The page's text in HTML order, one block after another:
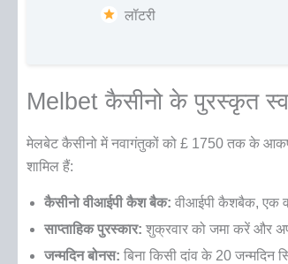
लॉटरी
Melbet कैसीनो के पुरस्कृत
मेलबेट कैसीनो में नवागंतुकों को £ 1750 तक के
शामिल हैं:
कैसीनो वीआईपी कैश बैक: वीआईपी कैशबैक, एक
साप्ताहिक पुरस्कार: शुक्रवार को जमा करें और
जन्मदिन बोनस: बिना किसी दांव के 20 जन्मदिन